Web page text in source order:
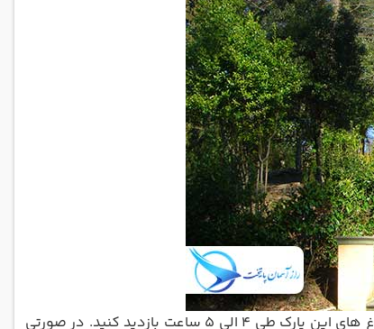
12 باغ و پارک های دیگر در پارک بزرگ مدیچی قرار گرفته اند. شما می توانید از تمامی باغ های این پارک طی 4 الی 5 ساعت بازدید کنید. در صورتی